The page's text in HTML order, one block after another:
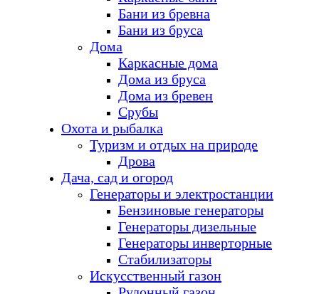
Бани из бревна
Бани из бруса
Дома
Каркасные дома
Дома из бруса
Дома из бревен
Срубы
Охота и рыбалка
Туризм и отдых на природе
Дрова
Дача, сад и огород
Генераторы и электростанции
Бензиновые генераторы
Генераторы дизельные
Генераторы инверторные
Стабилизаторы
Искусственный газон